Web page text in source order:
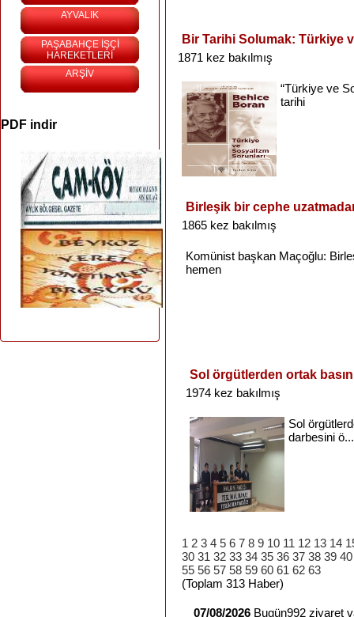
AYVALIK
PAŞABAHÇE İŞÇİ
HAREKETLERİ
ARŞİV
PDF indir
Bir Tarihi Solumak: Türkiye
1871 kez bakılmış
“Türkiye ve
tarihi
Birleşik bir cephe
1865 kez bakılmış
Komünist başkan Maçoğlu:
hemen
Sol örgütlerden ortak basın
1974 kez bakılmış
Sol
darbesini ö...
1 2 3 4 5 6 7 8 9 10 11 12 13 14
30 31 32 33 34 35 36 37 38 39 40
55 56 57 58 59 60 61 62 63
(Toplam 313 Haber)
07/08/2026 Bugün992 ziyaret